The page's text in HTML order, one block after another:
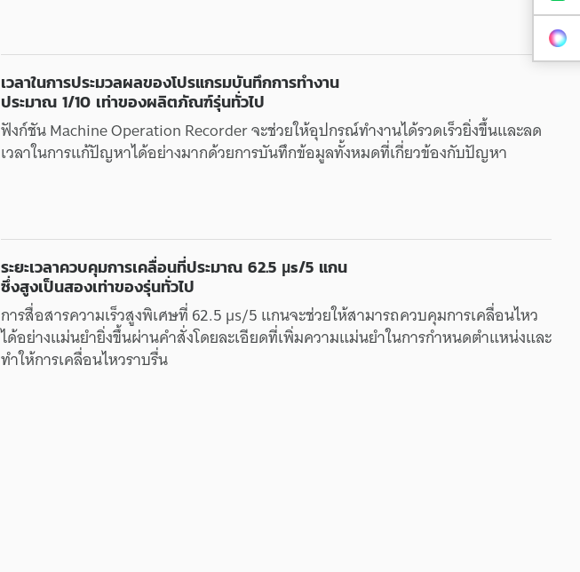
เวลาในการประมวลผลของโปรแกรมบันทึกการทำงาน
ประมาณ 1/10 เท่าของผลิตภัณฑ์รุ่นทั่วไป
ฟังก์ชันMachine Operation Recorderจะช่วยให้อุปกรณ์ทำงานได้รวดเร็วยิ่งขึ้นและลด
เวลาในการแก้ปัญหาได้อย่างมากด้วยการบันทึกข้อมูลทั้งหมดที่เกี่ยวข้องกับปัญหา
ระยะเวลาควบคุมการเคลื่อนที่ประมาณ 62.5 µs/5 แกน
ซึ่งสูงเป็นสองเท่าของรุ่นทั่วไป
การสื่อสารความเร็วสูงพิเศษที่62.5 µs/5แกนจะช่วยให้สามารถควบคุมการเคลื่อนไหว
ได้อย่างแม่นยำยิ่งขึ้นผ่านคำสั่งโดยละเอียดที่เพิ่มความแม่นยำในการกำหนดตำแหน่งและ
ทำให้การเคลื่อนไหวราบรื่น